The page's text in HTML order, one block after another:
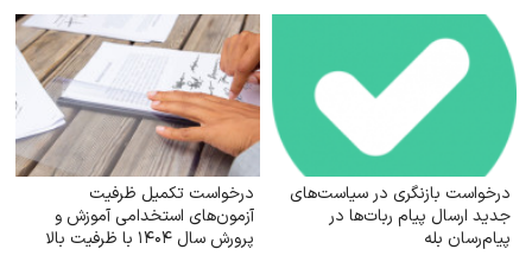
درخواست بازنگری در سیاست‌های
جدید ارسال پیام ربات‌ها در
پیام‌رسان بله
درخواست تکمیل ظرفیت
آزمون‌های استخدامی آموزش و
پرورش سال ۱۴۰۴ با ظرفیت بالا